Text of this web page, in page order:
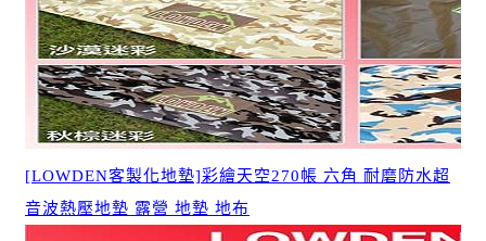
[LOWDEN客製化地墊]彩繪天空270帳 六角 耐磨防水超
音波熱壓地墊 露營 地墊 地布